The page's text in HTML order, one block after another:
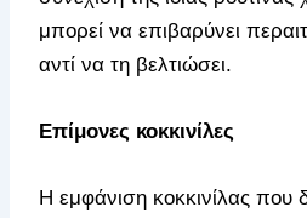
μπορεί να επιβαρύνει
αντί να τη βελτιώσει.
Επίμονες κοκκινίλες
Η εμφάνιση κοκκινίλας που